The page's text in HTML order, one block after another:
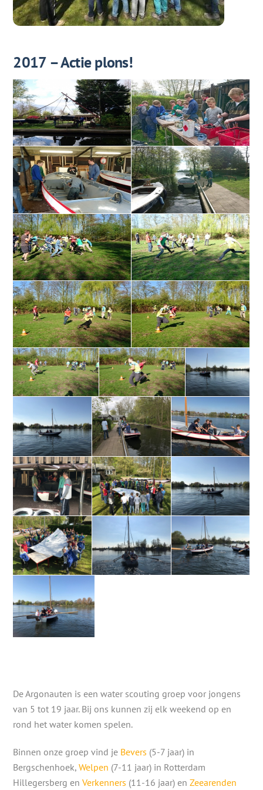
2017 – Actie plons!
De Argonauten is een water scouting groep voor jongens
van 5 tot 19 jaar. Bij ons kunnen zij elk weekend op en
rond het water komen spelen.
Binnen onze groep vind je Bevers (5-7 jaar) in
Bergschenhoek,Welpen (7-11 jaar) in Rotterdam
Hillegersberg enVerkenners (11-16 jaar) enZeearenden